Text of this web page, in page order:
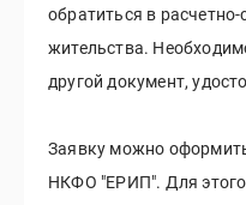
обратиться в
жительства.
другой документ,
Заявку можно
НКФО "ЕРИП". Для